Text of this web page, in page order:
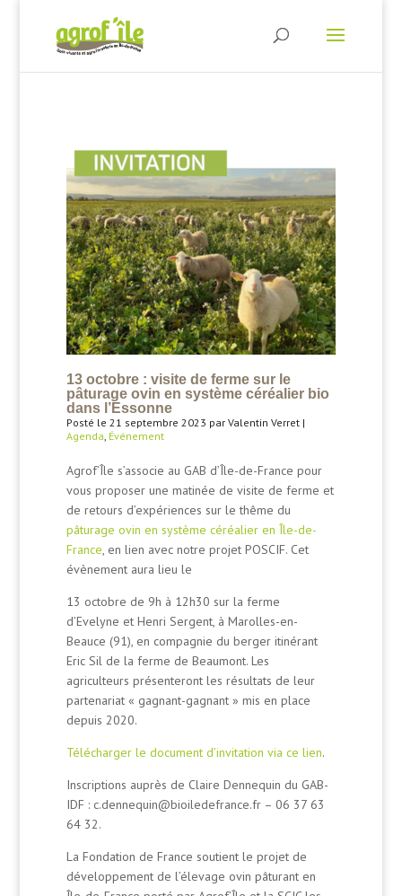
13 octobre : visite de ferme sur le
pâturage ovin en système céréalier bio
dans l’Essonne
Posté le 21 septembre 2023 par Valentin Verret |
Agenda, Événement
Agrof’Île s’associe au GAB d’Île-de-France pour
vous proposer une matinée de visite de ferme et
de retours d’expériences sur le thême du
pâturage ovin en système céréalier en Île-de-
France, en lien avec notre projet POSCIF. Cet
évènement aura lieu le
13 octobre de 9h à 12h30 sur la ferme
d’Evelyne et Henri Sergent, à Marolles-en-
Beauce (91), en compagnie du berger itinérant
Eric Sil de la ferme de Beaumont. Les
agriculteurs présenteront les résultats de leur
partenariat « gagnant-gagnant » mis en place
depuis 2020.
Télécharger le document d’invitation via ce lien.
Inscriptions auprès de Claire Dennequin du GAB-
IDF : c.dennequin@bioiledefrance.fr – 06 37 63
64 32.
La Fondation de France soutient le projet de
développement de l’élevage ovin pâturant en